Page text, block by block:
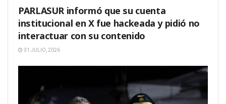
PARLASUR informó que su cuenta
institucional en X fue hackeada y pidió no
interactuar con su contenido
31 JULIO, 2026